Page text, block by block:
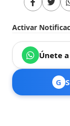
Activar
Únete
G